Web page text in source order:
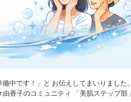
中です！」と お伝えしてまいりました。
香子のコミュニティ 「美肌ステップ部」